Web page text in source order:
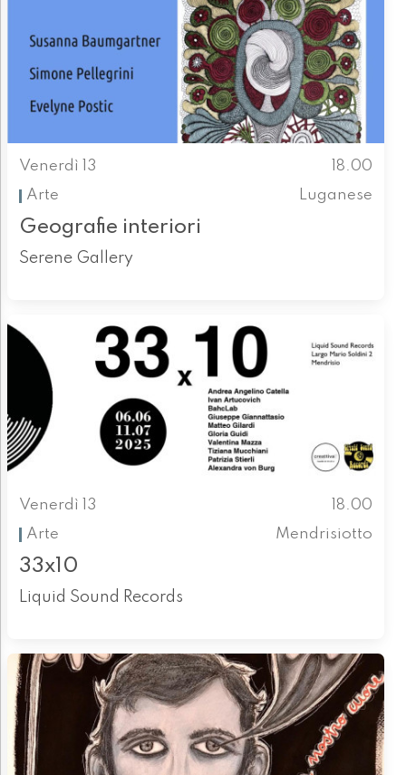
Venerdì 13
18.00
Arte
Luganese
Geografie interiori
Serene Gallery
Venerdì 13
18.00
Arte
Mendrisiotto
33x10
Liquid Sound Records